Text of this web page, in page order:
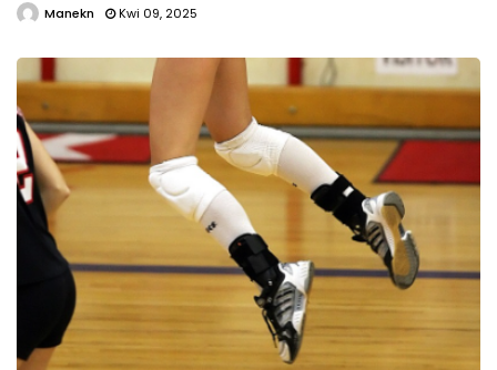
Manekn Kwi 09, 2025